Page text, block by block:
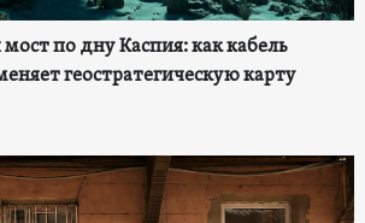
по дну Каспия: как кабель
геостратегическую карту